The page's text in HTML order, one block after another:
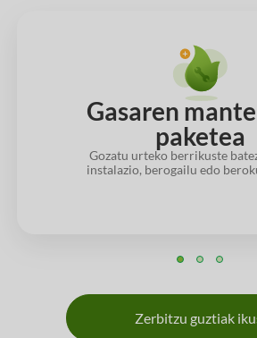
Gasaren
paketea
Gozatu urteko berrikuste
instalazio, berogailu edo
Zerbitzu guztiak